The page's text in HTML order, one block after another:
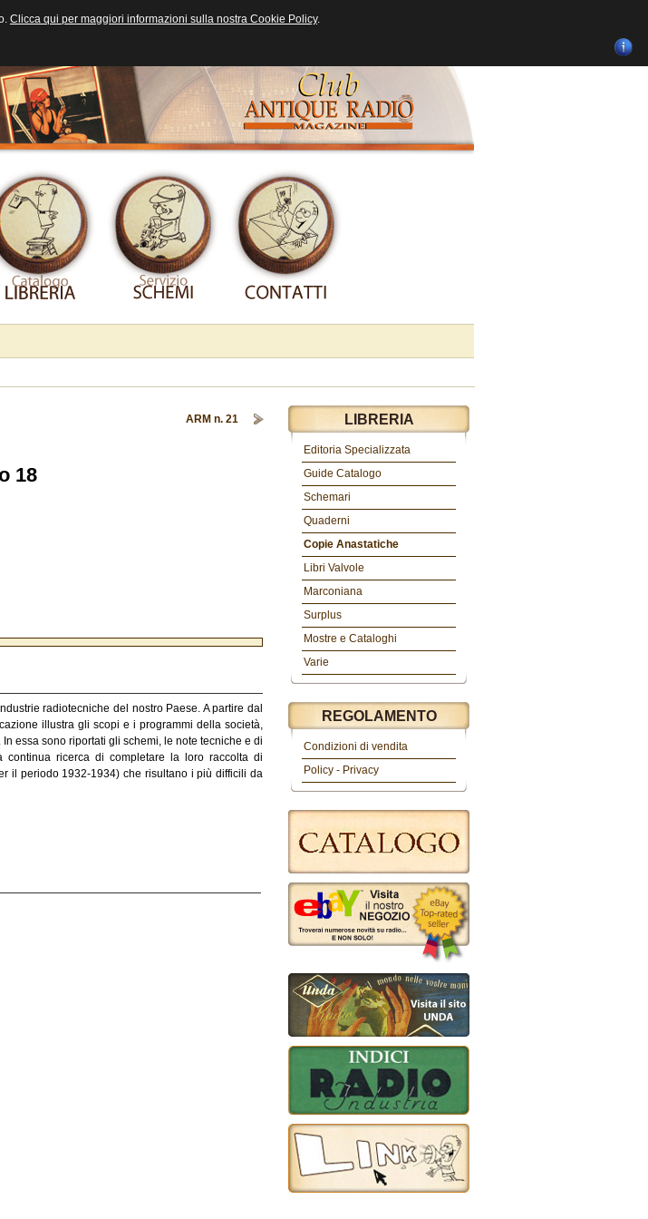
ARM n. 21
18
radiotecniche del nostro Paese. A partire dal
illustra gli scopi e i programmi della società,
essa sono riportati gli schemi, le note tecniche e di
continua ricerca di completare la loro raccolta di
il periodo 1932-1934) che risultano i più difficili da
LIBRERIA
Editoria Specializzata
Guide Catalogo
Schemari
Quaderni
Copie Anastatiche
Libri Valvole
Marconiana
Surplus
Mostre e Cataloghi
Varie
REGOLAMENTO
Condizioni di vendita
Policy - Privacy
Clicca qui per maggiori informazioni sulla nostra Cookie Policy.